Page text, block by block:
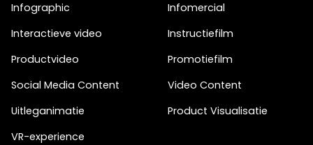
Infographic
Interactieve video
Productvideo
Social Media Content
Uitleganimatie
VR-experience
Infomercial
Instructiefilm
Promotiefilm
Video Content
Product Visualisatie